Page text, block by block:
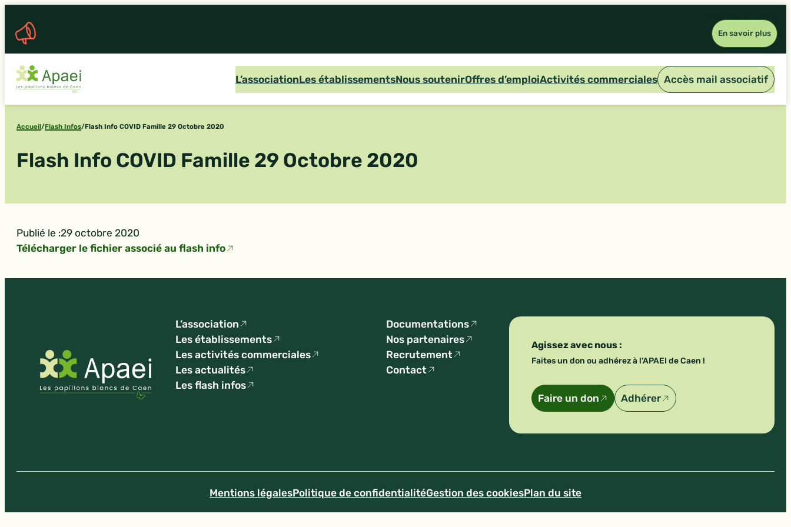
contenu
En savoir plus
L’associationLes établissementsNous soutenirOffres d’emploiActivités commerciales Accès mail associatif
Accueil/Flash Infos/Flash Info COVID Famille 29 Octobre 2020
Flash Info COVID Famille 29 Octobre 2020
Publié le :29 octobre 2020
Télécharger le fichier associé au flash info
L’association
Les établissements
Les activités commerciales
Les actualités
Les flash infos
Documentations
Nos partenaires
Recrutement
Contact
Agissez avec nous :
Faites un don ou adhérez à l’APAEI de Caen !
Faire un don Adhérer
Mentions légalesPolitique de confidentialitéGestion des cookiesPlan du site